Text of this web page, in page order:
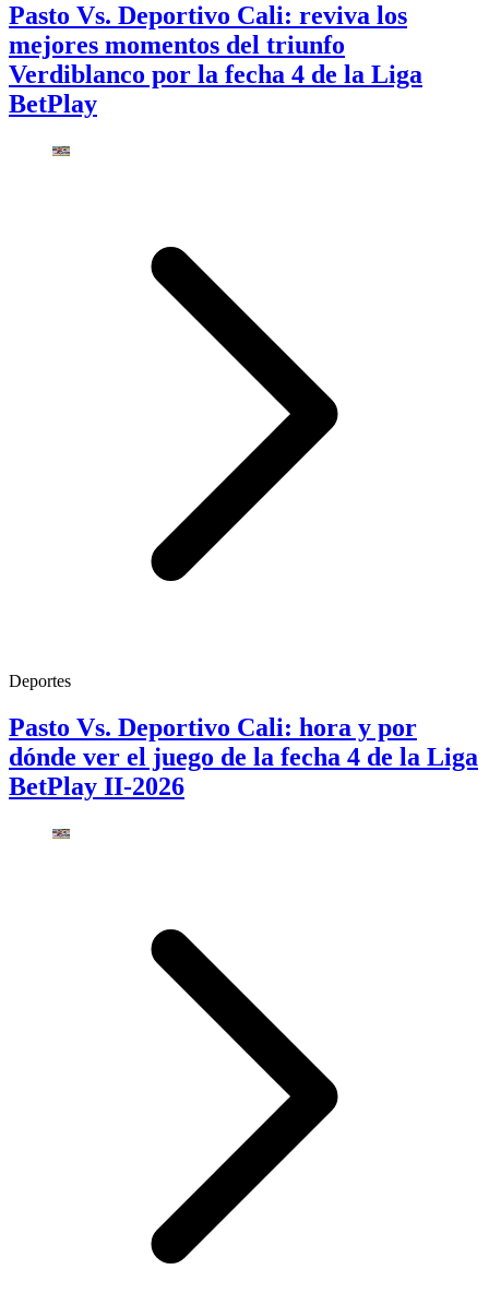
Pasto Vs. Deportivo Cali: reviva los
mejores momentos del triunfo
Verdiblanco por la fecha 4 de la Liga
BetPlay
Deportes
Pasto Vs. Deportivo Cali: hora y por
dónde ver el juego de la fecha 4 de la Liga
BetPlay II-2026